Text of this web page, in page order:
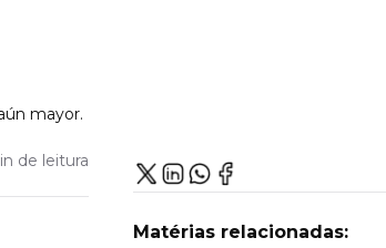
mayor.
de leitura
Matérias relacionadas: